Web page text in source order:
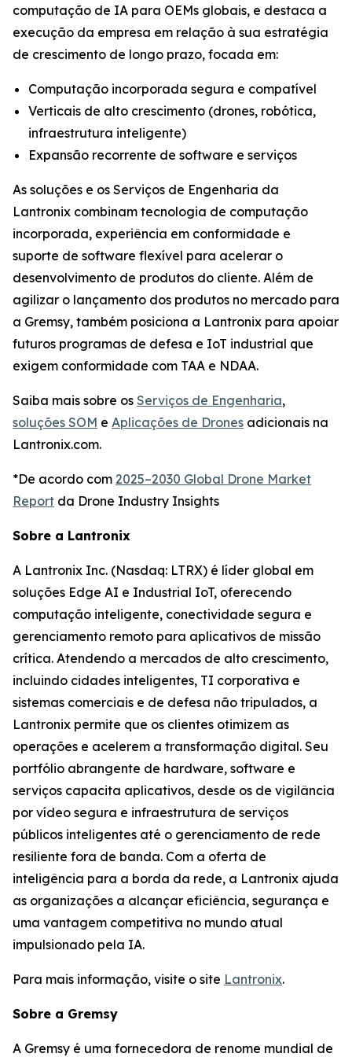
computação de IA para OEMs globais, e destaca a
execução da empresa em relação à sua estratégia
de crescimento de longo prazo, focada em:
Computação incorporada segura e compatível
Verticais de alto crescimento (drones, robótica,
infraestrutura inteligente)
Expansão recorrente de software e serviços
As soluções e os Serviços de Engenharia da
Lantronix combinam tecnologia de computação
incorporada, experiência em conformidade e
suporte de software flexível para acelerar o
desenvolvimento de produtos do cliente. Além de
agilizar o lançamento dos produtos no mercado para
a Gremsy, também posiciona a Lantronix para apoiar
futuros programas de defesa e IoT industrial que
exigem conformidade com TAA e NDAA.
Saiba mais sobre os Serviços de Engenharia,
soluções SOM e Aplicações de Drones adicionais na
Lantronix.com.
*De acordo com 2025–2030 Global Drone Market
Report da Drone Industry Insights
Sobre a Lantronix
A Lantronix Inc. (Nasdaq: LTRX) é líder global em
soluções Edge AI e Industrial IoT, oferecendo
computação inteligente, conectividade segura e
gerenciamento remoto para aplicativos de missão
crítica. Atendendo a mercados de alto crescimento,
incluindo cidades inteligentes, TI corporativa e
sistemas comerciais e de defesa não tripulados, a
Lantronix permite que os clientes otimizem as
operações e acelerem a transformação digital. Seu
portfólio abrangente de hardware, software e
serviços capacita aplicativos, desde os de vigilância
por vídeo segura e infraestrutura de serviços
públicos inteligentes até o gerenciamento de rede
resiliente fora de banda. Com a oferta de
inteligência para a borda da rede, a Lantronix ajuda
as organizações a alcançar eficiência, segurança e
uma vantagem competitiva no mundo atual
impulsionado pela IA.
Para mais informação, visite o site Lantronix.
Sobre a Gremsy
A Gremsy é uma fornecedora de renome mundial de